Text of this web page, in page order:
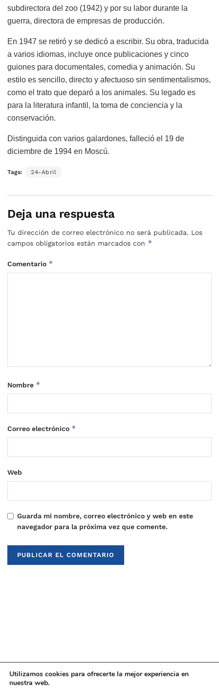
subdirectora del zoo (1942) y por su labor durante la
guerra, directora de empresas de producción.
En 1947 se retiró y se dedicó a escribir. Su obra, traducida
a varios idiomas, incluye once publicaciones y cinco
guiones para documentales, comedia y animación. Su
estilo es sencillo, directo y afectuoso sin sentimentalismos,
como el trato que deparó a los animales. Su legado es
para la literatura infantil, la toma de conciencia y la
conservación.
Distinguida con varios galardones, falleció el 19 de
diciembre de 1994 en Moscú.
Tags: 24-Abril
Deja una respuesta
Tu dirección de correo electrónico no será publicada. Los
campos obligatorios están marcados con *
Comentario *
Nombre *
Correo electrónico *
Web
Guarda mi nombre, correo electrónico y web en este
navegador para la próxima vez que comente.
Utilizamos cookies para ofrecerte la mejor experiencia en
nuestra web.